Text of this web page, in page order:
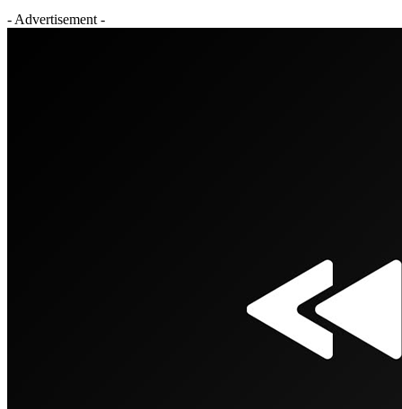
- Advertisement -